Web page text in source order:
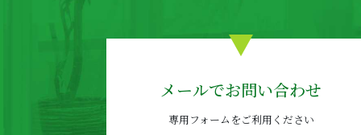
メールでお問い合わせ
専用フォームをご利用ください